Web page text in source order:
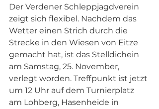
Der Verdener Schleppjagdverein
zeigt sich flexibel. Nachdem das
Wetter einen Strich durch die
Strecke in den Wiesen von Eitze
gemacht hat, ist das Stelldichein
am Samstag, 25. November,
verlegt worden. Treffpunkt ist jetzt
um 12 Uhr auf dem Turnierplatz
am Lohberg, Hasenheide in